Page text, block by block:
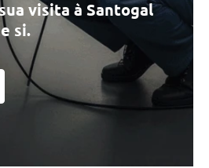
visita à Santogal
si.